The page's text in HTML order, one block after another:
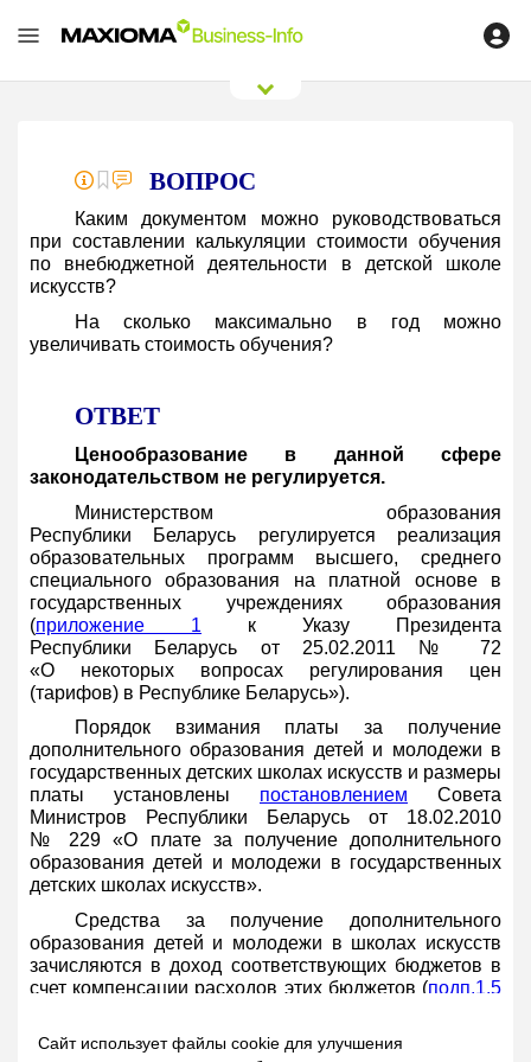
Сайт использует файлы cookie для улучшения
ВОПРОС
Каким документом можно руководствоваться
при составлении калькуляции стоимости обучения
по внебюджетной деятельности в детской школе
искусств?
На сколько максимально в год можно
увеличивать стоимость обучения?
ОТВЕТ
Ценообразование в данной сфере
законодательством не регулируется.
Министерством образования
Республики Беларусь регулируется реализация
образовательных программ высшего, среднего
специального образования на платной основе в
государственных учреждениях образования
(приложение 1 к Указу Президента
Республики Беларусь от 25.02.2011 № 72
«О некоторых вопросах регулирования цен
(тарифов) в Республике Беларусь»).
Порядок взимания платы за получение
дополнительного образования детей и молодежи в
государственных детских школах искусств и размеры
платы установлены постановлением Совета
Министров Республики Беларусь от 18.02.2010
№ 229 «О плате за получение дополнительного
образования детей и молодежи в государственных
детских школах искусств».
Средства за получение дополнительного
образования детей и молодежи в школах искусств
зачисляются в доход соответствующих бюджетов в
счет компенсации расходов этих бюджетов (подп.1.5
Стоимость обучения в рамках осуществления